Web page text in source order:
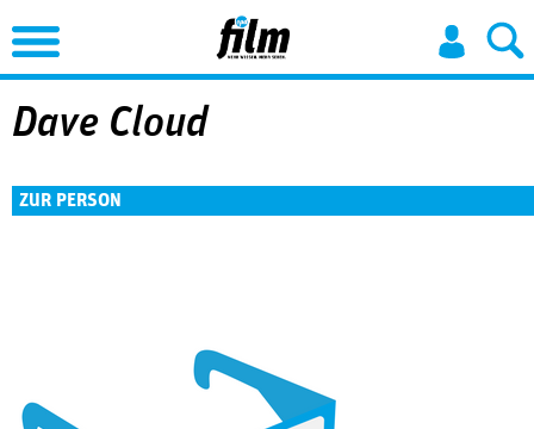
Jump to Navigation
Dave Cloud
ZUR PERSON